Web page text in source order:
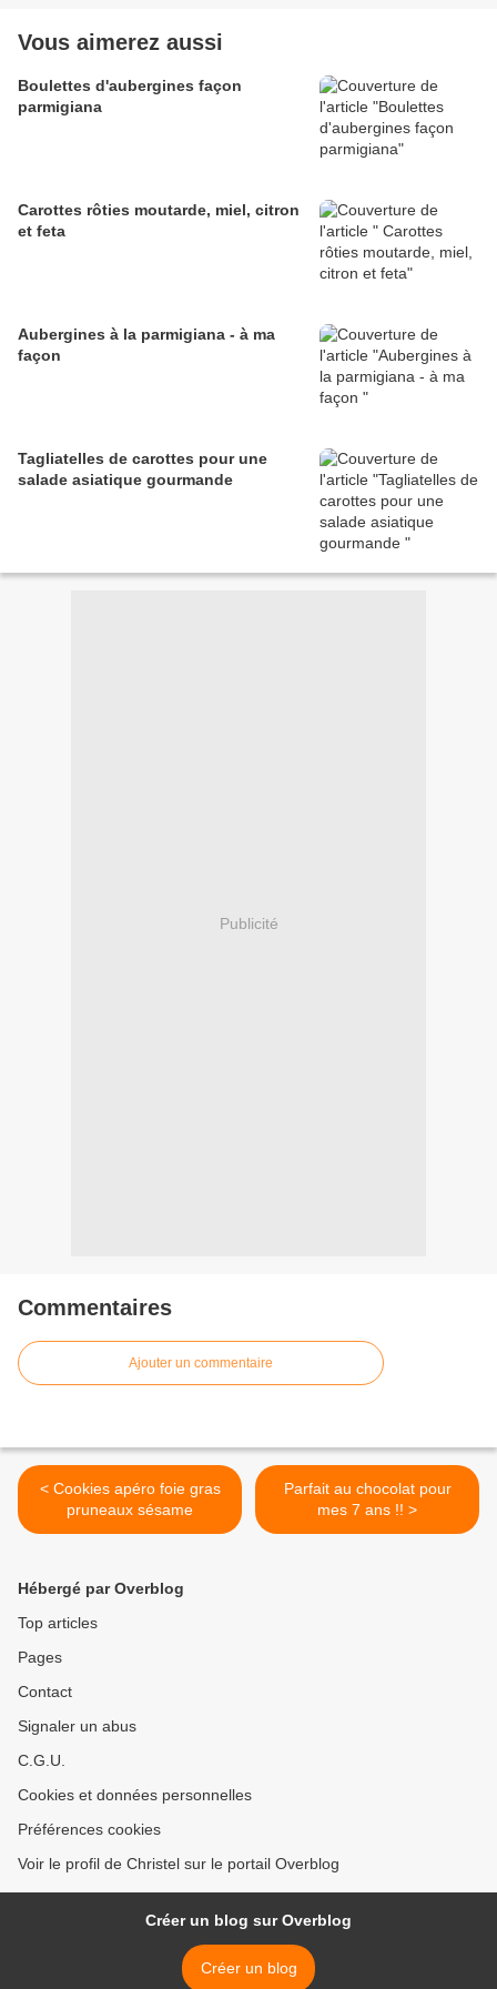
Vous aimerez aussi
Boulettes d'aubergines façon
parmigiana
Carottes rôties moutarde, miel, citron
et feta
Aubergines à la parmigiana - à ma
façon
Tagliatelles de carottes pour une
salade asiatique gourmande
Publicité
Commentaires
Ajouter un commentaire
< Cookies apéro foie gras
pruneaux sésame
Parfait au chocolat pour
mes 7 ans !! >
Hébergé par Overblog
Top articles
Pages
Contact
Signaler un abus
C.G.U.
Cookies et données personnelles
Préférences cookies
Voir le profil de Christel sur le portail Overblog
Créer un blog sur Overblog
Créer un blog